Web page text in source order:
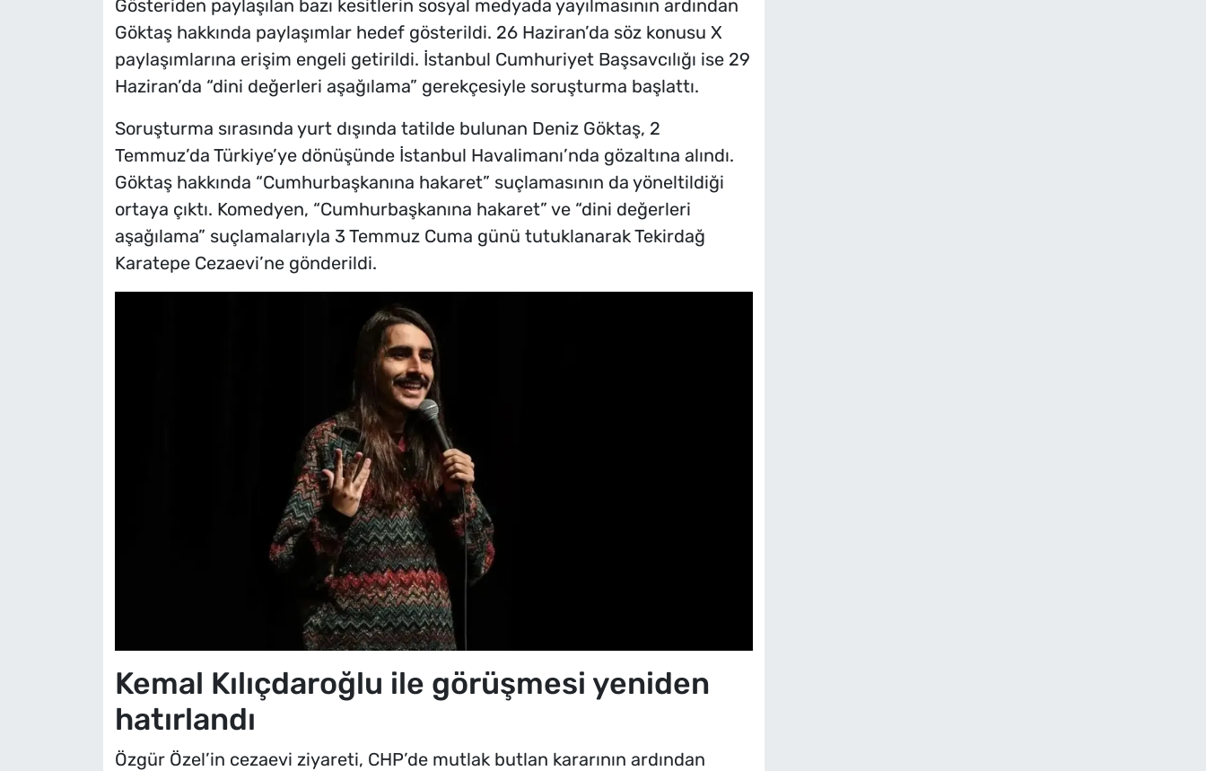
Gösteriden paylaşılan bazı kesitlerin sosyal medyada yayılmasının ardından
Göktaş hakkında paylaşımlar hedef gösterildi. 26 Haziran’da söz konusu X
paylaşımlarına erişim engeli getirildi. İstanbul Cumhuriyet Başsavcılığı ise 29
Haziran’da “dini değerleri aşağılama” gerekçesiyle soruşturma başlattı.
Soruşturma sırasında yurt dışında tatilde bulunan Deniz Göktaş, 2
Temmuz’da Türkiye’ye dönüşünde İstanbul Havalimanı’nda gözaltına alındı.
Göktaş hakkında “Cumhurbaşkanına hakaret” suçlamasının da yöneltildiği
ortaya çıktı. Komedyen, “Cumhurbaşkanına hakaret” ve “dini değerleri
aşağılama” suçlamalarıyla 3 Temmuz Cuma günü tutuklanarak Tekirdağ
Karatepe Cezaevi’ne gönderildi.
Kemal Kılıçdaroğlu ile görüşmesi yeniden
hatırlandı
Özgür Özel’in cezaevi ziyareti, CHP’de mutlak butlan kararının ardından